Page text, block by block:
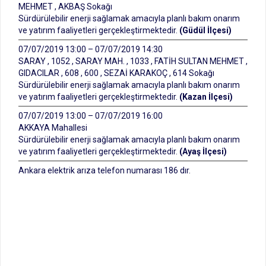
MEHMET , AKBAŞ Sokağı
Sürdürülebilir enerji sağlamak amacıyla planlı bakım onarım
ve yatırım faaliyetleri gerçekleştirmektedir. (Güdül İlçesi)
07/07/2019 13:00 – 07/07/2019 14:30
SARAY , 1052 , SARAY MAH. , 1033 , FATİH SULTAN MEHMET ,
GIDACILAR , 608 , 600 , SEZAİ KARAKOÇ , 614 Sokağı
Sürdürülebilir enerji sağlamak amacıyla planlı bakım onarım
ve yatırım faaliyetleri gerçekleştirmektedir. (Kazan İlçesi)
07/07/2019 13:00 – 07/07/2019 16:00
AKKAYA Mahallesi
Sürdürülebilir enerji sağlamak amacıyla planlı bakım onarım
ve yatırım faaliyetleri gerçekleştirmektedir. (Ayaş İlçesi)
Ankara elektrik arıza telefon numarası 186 dır.